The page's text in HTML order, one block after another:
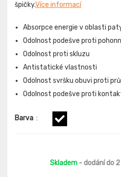
špičky.Více informací
Absorpce energie v oblasti
Odolnost podešve proti
Odolnost proti skluzu
Antistatické vlastnosti
Odolnost svršku obuvi proti
Odolnost podešve proti
Barva :
Skladem- dodání do